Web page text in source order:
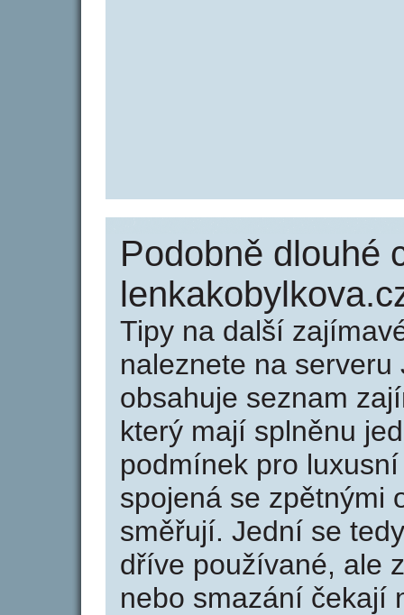
Podobně dlouhé
Tipy na další
naleznete na serveru
obsahuje seznam
který mají splněnu
podmínek pro
spojená se zpětnými
směřují. Jední se
dříve používané, ale
nebo smazání čekají